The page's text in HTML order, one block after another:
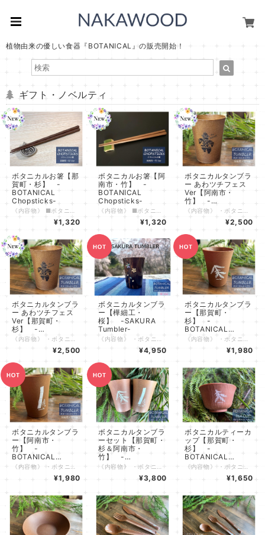
植物由来の優しい食器『BOTANICAL』の販売開始！
ギフト・ノベルティ
ボタニカルお箸【那
賀町・杉】 -
BOTANICAL
Chopsticks-
¥1,320
ボタニカルお箸【阿
南市・竹】 -
BOTANICAL
Chopsticks-
¥1,320
ボタニカルタンブラ
ー あわツチフェス
Ver【阿南市・
竹】 -
BOTANICAL
¥2,500
ボタニカルタンブラ
ー あわツチフェス
Ver【那賀町・
杉】 -
BOTANICAL
¥2,500
ボタニカルタンブラ
ー【樺細工・
桜】 -SAKURA
Tumbler-
¥4,950
ボタニカルタンブラ
ー【那賀町・
杉】 -
BOTANICAL
Tumbler-
¥1,980
ボタニカルタンブラ
ー【阿南市・
竹】 -
BOTANICAL
Tumbler-
¥1,980
ボタニカルタンブラ
ーセット【那賀町・
杉＆阿南市・
竹】 -
BOTANICAL
¥3,800
ボタニカルティーカ
ップ【那賀町・
杉】 -
BOTANICAL
Teacup-
¥1,650